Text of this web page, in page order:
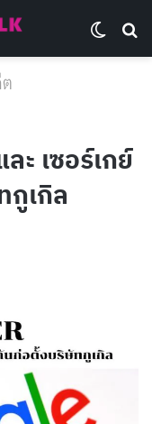
ะ เซอร์เกย์
กูเกิล